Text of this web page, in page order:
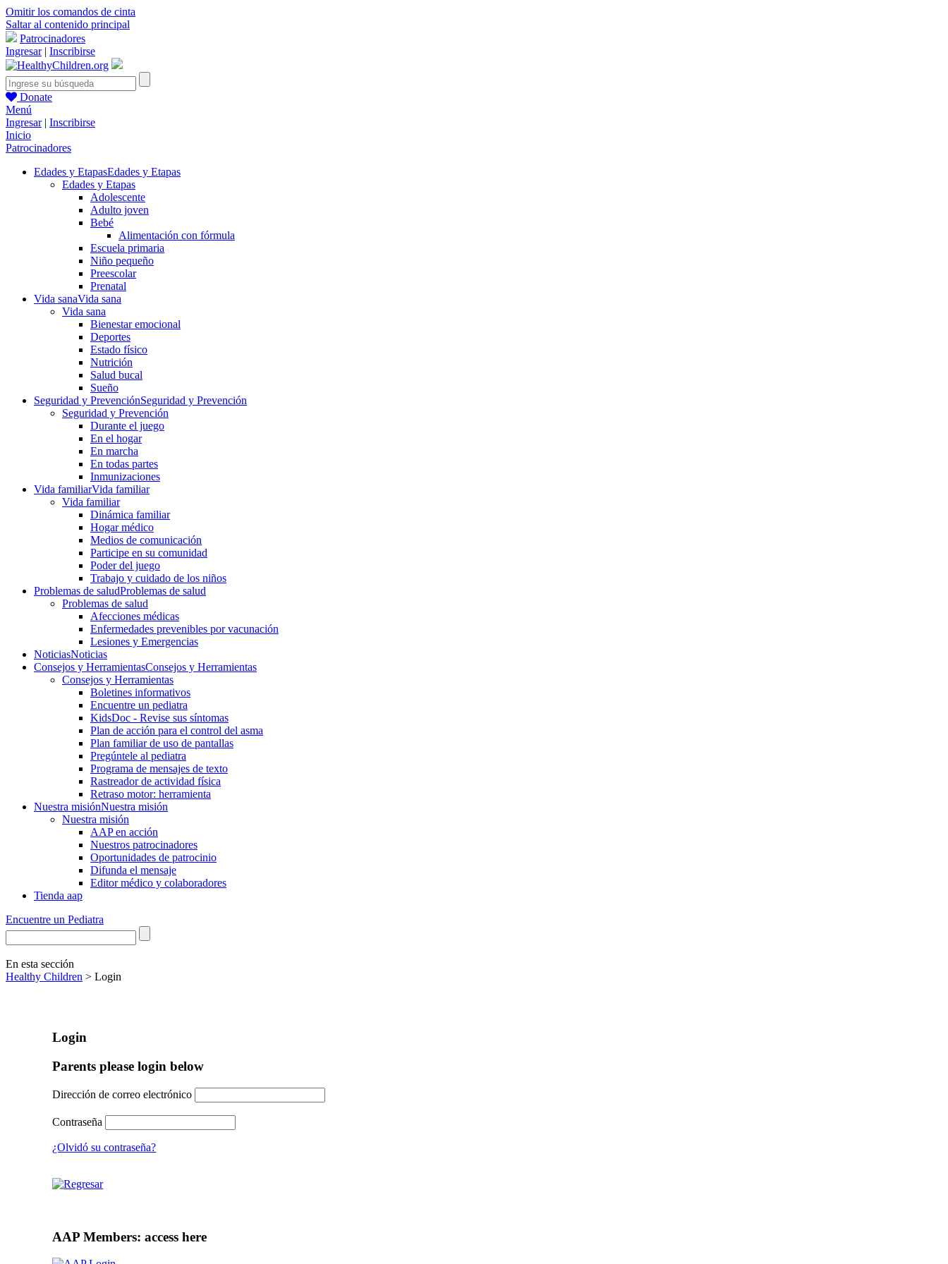
Omitir los comandos de cinta
Saltar al contenido principal
Patrocinadores
Ingresar| Inscribirse
Donate
Menú
Ingresar| Inscribirse
Inicio
Patrocinadores
Edades y EtapasEdades y Etapas
Edades y Etapas
Adolescente
Adulto joven
Bebé
Alimentación con fórmula
Escuela primaria
Niño pequeño
Preescolar
Prenatal
Vida sanaVida sana
Vida sana
Bienestar emocional
Deportes
Estado físico
Nutrición
Salud bucal
Sueño
Seguridad y PrevenciónSeguridad y Prevención
Seguridad y Prevención
Durante el juego
En el hogar
En marcha
En todas partes
Inmunizaciones
Vida familiarVida familiar
Vida familiar
Dinámica familiar
Hogar médico
Medios de comunicación
Participe en su comunidad
Poder del juego
Trabajo y cuidado de los niños
Problemas de saludProblemas de salud
Problemas de salud
Afecciones médicas
Enfermedades prevenibles por vacunación
Lesiones y Emergencias
NoticiasNoticias
Consejos y HerramientasConsejos y Herramientas
Consejos y Herramientas
Boletines informativos
Encuentre un pediatra
KidsDoc - Revise sus síntomas
Plan de acción para el control del asma
Plan familiar de uso de pantallas
Pregúntele al pediatra
Programa de mensajes de texto
Rastre​​ador de activida​d física
Retraso motor: herramienta
Nuestra misiónNuestra misión
Nuestra misión
AAP en acción
Nuestros patrocinadores
Oportunidades de patrocinio
Difunda el mensaje
Editor médico y colaboradores
Tienda aap
Encuentre un Pediatra
En esta sección
Healthy Children > Login
Login
Parents please login below
Dirección de correo electrónico
Contraseña
¿Olvidó su contraseña?
AAP Members: access here